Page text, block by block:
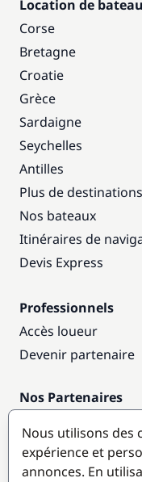
Location de
Corse
Bretagne
Croatie
Grèce
Sardaigne
Seychelles
Antilles
Plus de destinations
Nos bateaux
Itinéraires de
Devis Express
Professionnels
Accès loueur
Devenir partenaire
Nos Partenaires
Destinations
Nous utilisons des
expérience et
annonces. En